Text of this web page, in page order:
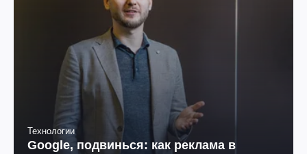
Технологии
Google, подвинься: как реклама в